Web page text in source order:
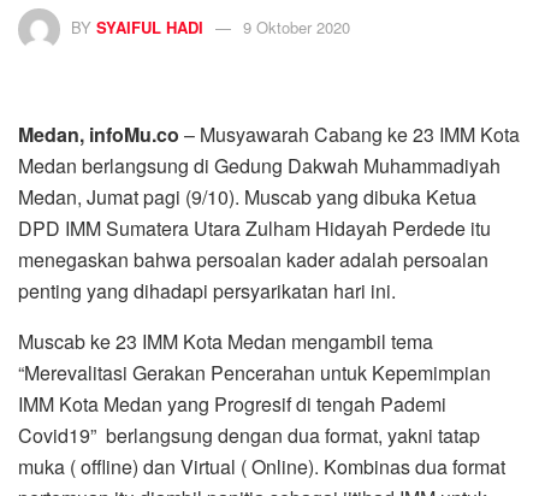
BY SYAIFUL HADI 9 Oktober 2020
Medan, infoMu.co – Musyawarah Cabang ke 23 IMM Kota
Medan berlangsung di Gedung Dakwah Muhammadiyah
Medan, Jumat pagi (9/10). Muscab yang dibuka Ketua
DPD IMM Sumatera Utara Zulham Hidayah Perdede itu
menegaskan bahwa persoalan kader adalah persoalan
penting yang dihadapi persyarikatan hari ini.
Muscab ke 23 IMM Kota Medan mengambil tema
“Merevalitasi Gerakan Pencerahan untuk Kepemimpian
IMM Kota Medan yang Progresif di tengah Pademi
Covid19” berlangsung dengan dua format, yakni tatap
muka ( offline) dan Virtual ( Online). Kombinas dua format